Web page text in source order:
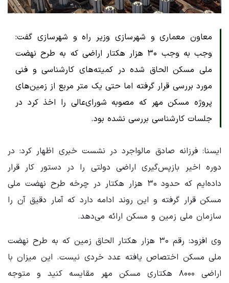
معاون معماری و شهرسازی وزیر راه و شهرسازی گفت:
وجب به وجب ۳۰ هزار هکتار اراضی که به طرح نهضت
ملی مسکن الحاق شده در کمیته‌های کارشناسی و فنی
مورد بررسی قرار گرفته اما حتی یک متر مربع از زمین‌های
پروژه مسکن مهر که مصوبه شورای‌عالی را اخذ کرد در
جلسات کارشناسی بررسی نشده بود.
ایسنا: فرزانه صادق مالواجرد در نشست خبری اظهار کرد: در
دوره اخیر بازپس‌گیری اراضی دولتی را در دستور کار قرار
داده‌ایم که حدود ۳۰ هزار هکتار در چرخه طرح نهضت ملی
مسکن قرار گرفته و این روند ادامه دارد که آمار دقیق آن را
سازمان ملی زمین و مسکن ارائه می‌دهد.
وی افزود: رقم ۳۰ هزار هکتار الحاق زمین که به طرح نهضت
ملی مسکن اختصاص یافته عدد خردی نیست. این میزان با
اراضی ۸۰۰۰ هکتاری مسکن مهر مقایسه کنید و متوجه